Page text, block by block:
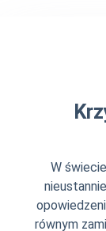
W
równym